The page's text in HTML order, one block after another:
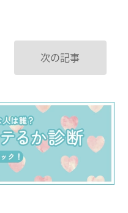
次の記事